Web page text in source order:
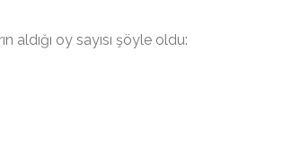
oy sayısı şöyle oldu: